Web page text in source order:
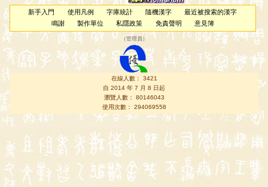
新手入門 使用凡例 字庫統計 隨機漢字
最近被搜索的漢字
鳴謝
製作單位 私隱政策 免責聲明 意見簿
（管理員 ）
在線人數： 3421
自 2014 年 7 月 8 日起
瀏覽人數： 80146043
使用次數： 294069558